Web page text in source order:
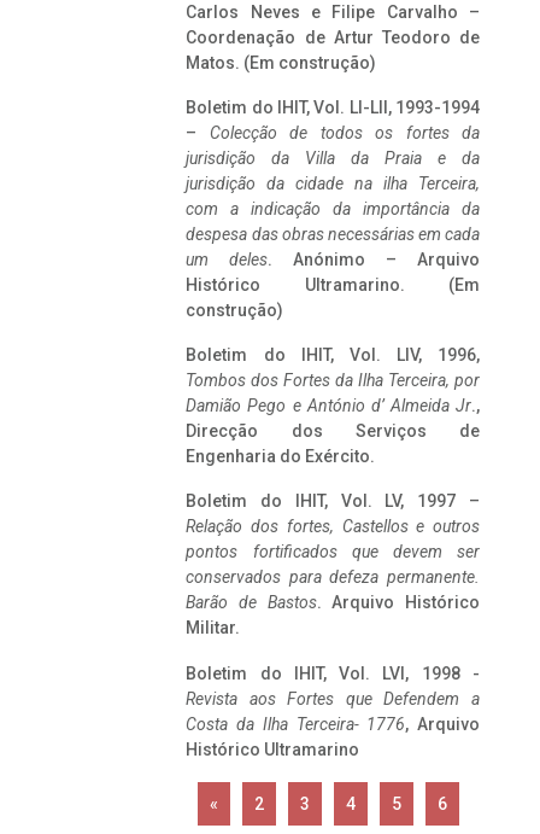
Carlos Neves e Filipe Carvalho –
Coordenação de Artur Teodoro de
Matos. (Em construção)
Boletim do IHIT, Vol. LI-LII, 1993-1994
– Colecção de todos os fortes da
jurisdição da Villa da Praia e da
jurisdição da cidade na ilha Terceira,
com a indicação da importância da
despesa das obras necessárias em cada
um deles. Anónimo – Arquivo
Histórico Ultramarino. (Em
construção)
Boletim do IHIT, Vol. LIV, 1996,
Tombos dos Fortes da Ilha Terceira, por
Damião Pego e António d’ Almeida Jr.,
Direcção dos Serviços de
Engenharia do Exército.
Boletim do IHIT, Vol. LV, 1997 –
Relação dos fortes, Castellos e outros
pontos fortificados que devem ser
conservados para defeza permanente.
Barão de Bastos. Arquivo Histórico
Militar.
Boletim do IHIT, Vol. LVI, 1998 -
Revista aos Fortes que Defendem a
Costa da Ilha Terceira- 1776, Arquivo
Histórico Ultramarino
« 2 3 4 5 6